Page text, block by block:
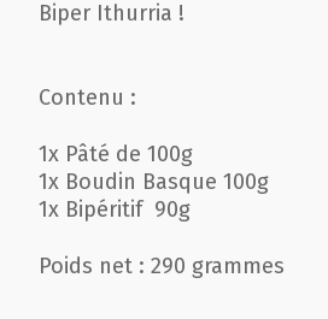
Biper Ithurria !
Contenu :
1x Pâté de 100g
1x Boudin Basque 100g
1x Bipéritif 90g
Poids net : 290 grammes